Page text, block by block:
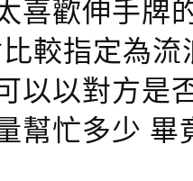
喜歡伸手牌
較指定為
以以對方是
幫忙多少